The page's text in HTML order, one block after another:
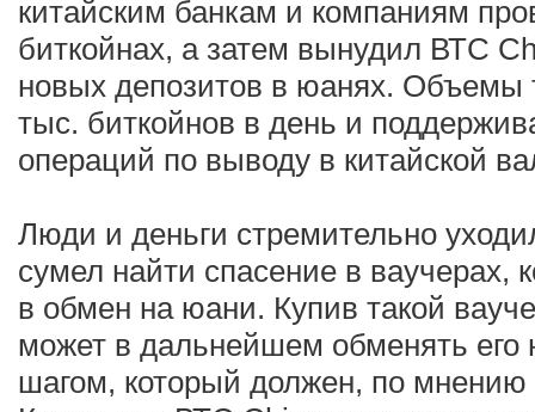
китайским банкам и компаниям
биткойнах, а затем вынудил ВТС
новых депозитов в юанях. Объемы
тыс. биткойнов в день и
операций по выводу в китайской
Люди и деньги стремительно
сумел найти спасение в ваучерах,
в обмен на юани. Купив такой
может в дальнейшем обменять
шагом, который должен, по мнению